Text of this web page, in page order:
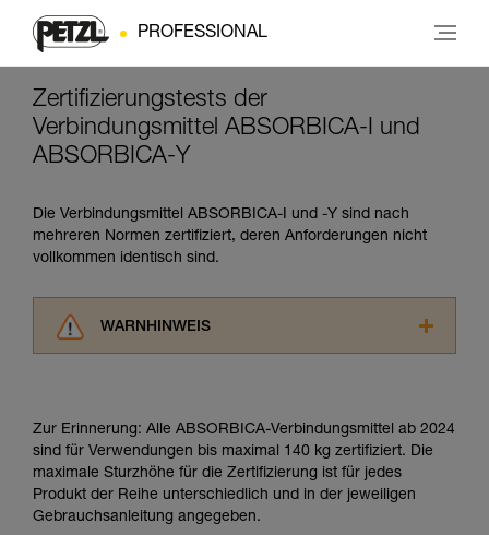
PROFESSIONAL
Zertifizierungstests der
Verbindungsmittel ABSORBICA-I und
ABSORBICA-Y
Die Verbindungsmittel ABSORBICA-I und -Y sind nach
mehreren Normen zertifiziert, deren Anforderungen nicht
vollkommen identisch sind.
WARNHINWEIS
ziehen. Um diese Zusatzinformationen
verstehen zu können, müssen Sie zuerst die in
der Gebrauchsanweisung enthaltenen
Informationen richtig verstanden haben.
Die Beherrschung dieser Techniken setzt eine
Zur Erinnerung: Alle ABSORBICA-Verbindungsmittel ab 2024
sind für Verwendungen bis maximal 140 kg zertifiziert. Die
maximale Sturzhöhe für die Zertifizierung ist für jedes
Produkt der Reihe unterschiedlich und in der jeweiligen
Gebrauchsanleitung angegeben.